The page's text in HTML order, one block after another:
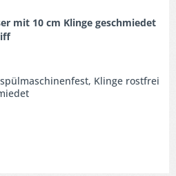
mit 10 cm Klinge geschmiedet
Klinge rostfrei